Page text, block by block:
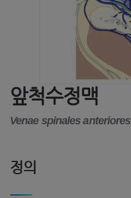
앞척수정맥
Venae spinales anteriores
정의